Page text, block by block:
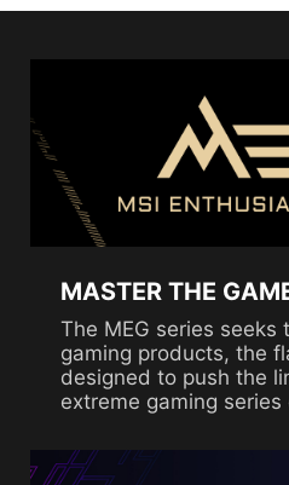
MASTER THE
The MEG series
gaming products, the
designed to push the
extreme gaming series